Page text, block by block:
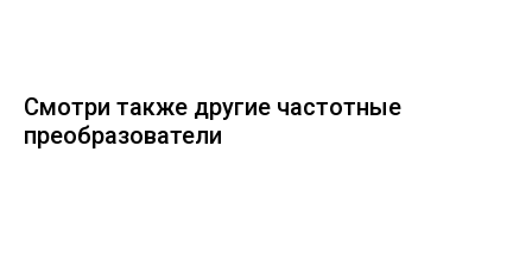
Смотри также другие частотные
преобразователи